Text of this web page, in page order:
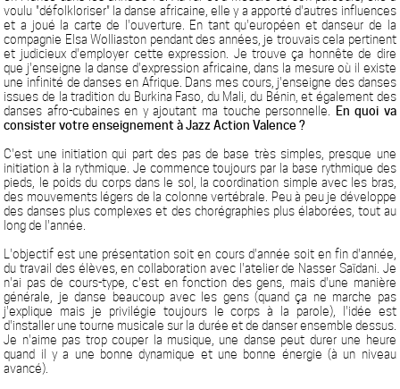
voulu "défolkloriser" la danse africaine, elle y a apporté d'autres influences
et a joué la carte de l'ouverture. En tant qu'européen et danseur de la
compagnie Elsa Wolliaston pendant des années, je trouvais cela pertinent
et judicieux d'employer cette expression. Je trouve ça honnête de dire
que j'enseigne la danse d'expression africaine, dans la mesure où il existe
une infinité de danses en Afrique. Dans mes cours, j'enseigne des danses
issues de la tradition du Burkina Faso, du Mali, du Bénin, et également des
danses afro-cubaines en y ajoutant ma touche personnelle.
En quoi va
consister votre enseignement à Jazz Action Valence ?
C'est une initiation qui part des pas de base très simples, presque une
initiation à la rythmique. Je commence toujours par la base rythmique des
pieds, le poids du corps dans le sol, la coordination simple avec les bras,
des mouvements légers de la colonne vertébrale. Peu à peu je développe
des danses plus complexes et des chorégraphies plus élaborées, tout au
long de l'année.
L'objectif est une présentation soit en cours d'année soit en fin d'année,
du travail des élèves, en collaboration avec l'atelier de Nasser Saïdani. Je
n'ai pas de cours-type, c'est en fonction des gens, mais d'une manière
générale, je danse beaucoup avec les gens (quand ça ne marche pas
j'explique mais je privilégie toujours le corps à la parole), l'idée est
d'installer une tourne musicale sur la durée et de danser ensemble dessus.
Je n'aime pas trop couper la musique, une danse peut durer une heure
quand il y a une bonne dynamique et une bonne énergie (à un niveau
avancé).